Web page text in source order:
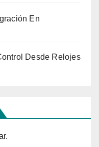
En
Desde Relojes